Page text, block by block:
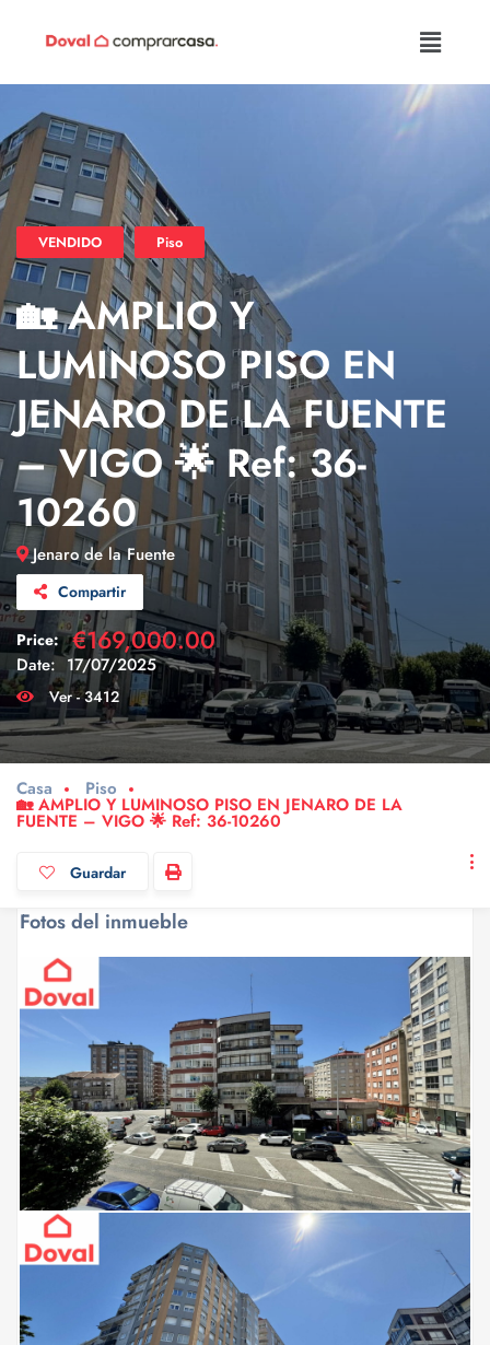
VENDIDO Piso
🏡 AMPLIO Y
LUMINOSO PISO EN
JENARO DE LA FUENTE
– VIGO 🌟 Ref: 36-
10260
Jenaro de la Fuente
Compartir
Price: €169,000.00
Date: 17/07/2025
Ver - 3412
Casa Piso
🏡 AMPLIO Y LUMINOSO PISO EN JENARO DE LA
FUENTE – VIGO 🌟 Ref: 36-10260
Guardar
Fotos del inmueble